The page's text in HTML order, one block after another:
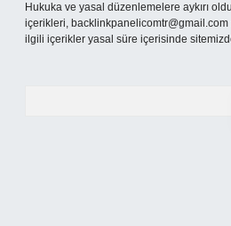
Hukuka ve yasal düzenlemelere aykırı
içerikleri, backlinkpanelicomtr@gmail.com
ilgili içerikler yasal süre içerisinde